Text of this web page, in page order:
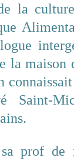
la
la maison
Saint-
prof de